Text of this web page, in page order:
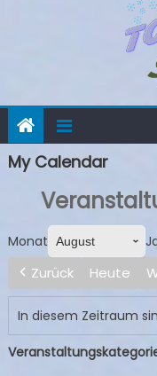
My Calendar
Monat
Zurück Heute
In diesem Zeitraum